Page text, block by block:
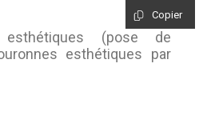
esthétiques (pose de
esthétiques par
Copier